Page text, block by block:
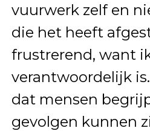
vuurwerk zelf en
die het heeft
frustrerend, want
verantwoordelijk
dat mensen
gevolgen kunnen